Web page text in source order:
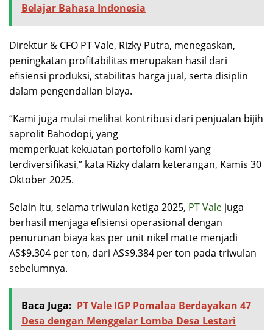
Belajar Bahasa Indonesia
Direktur & CFO PT Vale, Rizky Putra, menegaskan,
peningkatan profitabilitas merupakan hasil dari
efisiensi produksi, stabilitas harga jual, serta disiplin
dalam pengendalian biaya.
“Kami juga mulai melihat kontribusi dari penjualan bijih
saprolit Bahodopi, yang
memperkuat kekuatan portofolio kami yang
terdiversifikasi,” kata Rizky dalam keterangan, Kamis 30
Oktober 2025.
Selain itu, selama triwulan ketiga 2025, PT Vale juga
berhasil menjaga efisiensi operasional dengan
penurunan biaya kas per unit nikel matte menjadi
AS$9.304 per ton, dari AS$9.384 per ton pada triwulan
sebelumnya.
Baca Juga: PT Vale IGP Pomalaa Berdayakan 47
Desa dengan Menggelar Lomba Desa Lestari